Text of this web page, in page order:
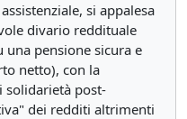
si appalesa
divario reddituale
pensione sicura e
netto), con la
solidarietà post-
dei redditi altrimenti